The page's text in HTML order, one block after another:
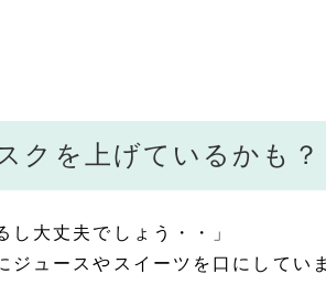
クを上げているかも？
し大丈夫でしょう・・」
ジュースやスイーツを口にしてい